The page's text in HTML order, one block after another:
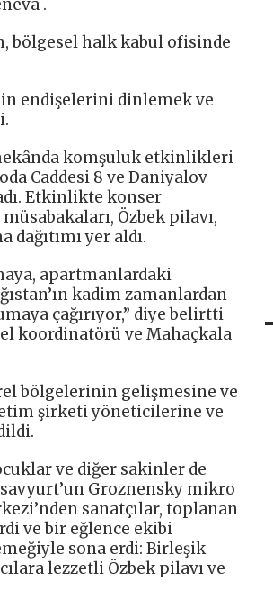
.
bölgesel halk kabul ofisinde
endişelerini dinlemek ve
komşuluk etkinlikleri
Caddesi 8 ve Daniyalov
Etkinlikte konser
Özbek pilavı,
yer aldı.
apartmanlardaki
kadim zamanlardan
çağırıyor,” diye belirtti
koordinatörü ve Mahaçkala
bölgelerinin gelişmesine ve
şirketi yöneticilerine ve
ve diğer sakinler de
Groznensky mikro
sanatçılar, toplanan
ve bir eğlence ekibi
sona erdi: Birleşik
lezzetli Özbek pilavı ve